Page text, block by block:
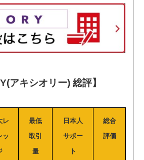
アキシオリー) 総評】
レ
ッ
最低
取引
量
日本人
サポー
ト
総合
評価